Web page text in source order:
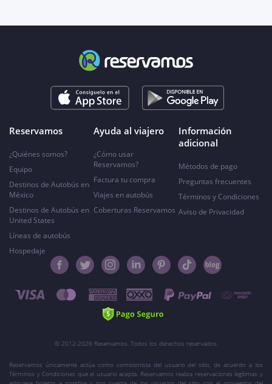
Reservamos
¿Quiénes somos?
Equipo
Destinos de Autobús en
México
Destinos de Autobús en
United States
Líneas de autobús
Hospedaje
Ayuda al viajero
¿Cómo usar
Reservamos?
Factura tu compra
Viajes en autobús
Coberturas Reservamos
Información
adicional
Métodos de pago
Preguntas frecuentes
Términos y Condiciones
Aviso de Privacidad
© 2012-2026 Reservamos. Todos los derechos reservados.
Reservamos únicamente actúa como comisionista del usuario del sitio, de acuerdo a los
Términos y Condiciones que el usuario acepta. Reservamos realiza reservaciones legítimas y